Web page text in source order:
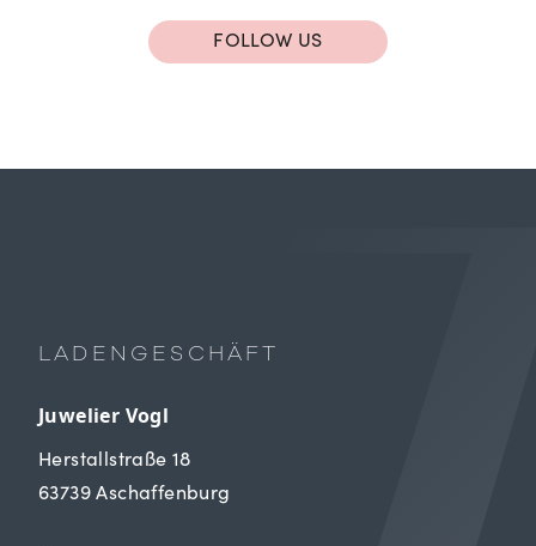
FOLLOW US
LADENGESCHÄFT
Juwelier Vogl
Herstallstraße 18
63739 Aschaffenburg